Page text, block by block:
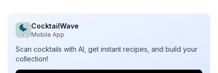
CocktailWave
Mobile App
Scan cocktails with AI, get instant recipes, and build your
collection!